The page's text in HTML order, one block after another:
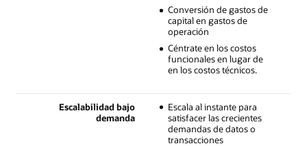
Conversión de gastos de
capital en gastos de
operación
Céntrate en los costos
funcionales en lugar de
en los costos técnicos.
Escalabilidad bajo
demanda
Escala al instante para
satisfacer las crecientes
demandas de datos o
transacciones